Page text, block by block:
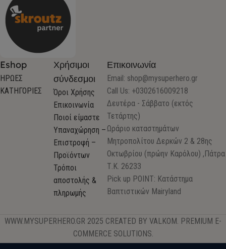
Eshop
ΗΡΩΕΣ
ΚΑΤΗΓΟΡΙΕΣ
Χρήσιμοι
σύνδεσμοι
Όροι Χρήσης
Επικοινωνία
Ποιοί είμαστε
Υπαναχώρηση –
Επιστροφή –
Προϊόντων
Τρόποι
αποστολής &
πληρωμής
Επικοινωνία
Email: shop@mysuperhero.gr
Call Us: +0302616009218
Δευτέρα - Σάββατο (εκτός
Τετάρτης)
Ωράριο καταστημάτων
Μητροπολίτου Δερκών 2 & 28ης
Οκτωβρίου (πρώην Καρόλου) ,Πάτρα
Τ.Κ. 26233
Pick up POINT: Κατάστημα
Βαπτιστικών Mairyland
WWW.MYSUPERHERO.GR 2025 CREATED BY VALKOM. PREMIUM E-
COMMERCE SOLUTIONS.